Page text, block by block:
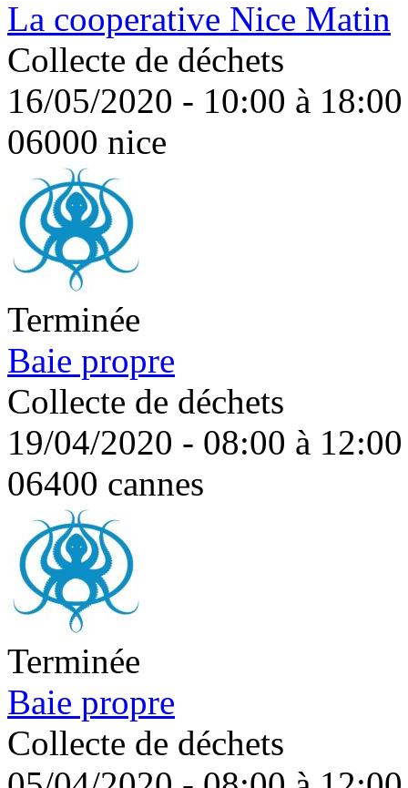
La cooperative Nice Matin
Collecte de déchets
16/05/2020 - 10:00 à 18:00
06000 nice
Terminée
Baie propre
Collecte de déchets
19/04/2020 - 08:00 à 12:00
06400 cannes
Terminée
Baie propre
Collecte de déchets